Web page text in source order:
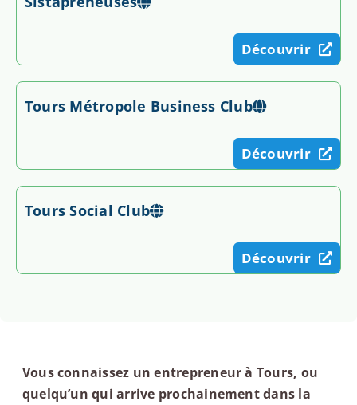
Découvrir
Tours Métropole Business Club
Découvrir
Tours Social Club
Découvrir
Vous connaissez un entrepreneur à Tours, ou
quelqu’un qui arrive prochainement dans la